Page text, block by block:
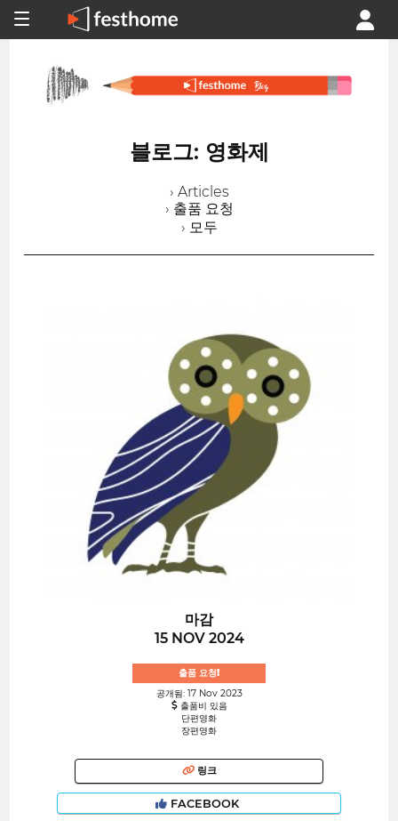
블로그: 영화제
› Articles
› 출품 요청
› 모두
마감
15 NOV 2024
출품 요청!
공개됨: 17 Nov 2023
출품비 있음
단편영화
장편영화
링크
FACEBOOK